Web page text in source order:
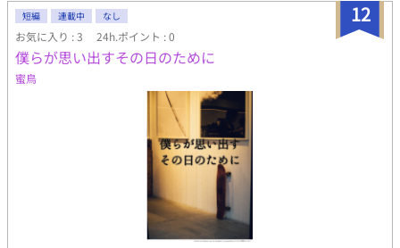
12
短編 連載中 なし
お気に入り : 3 24h.ポイント : 0
僕らが思い出すその日のために
蜜鳥